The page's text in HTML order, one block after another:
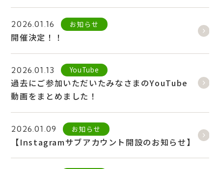
2026.01.16 お知らせ
開催決定！！
2026.01.13 YouTube
過去にご参加いただいたみなさまのYouTube
動画をまとめました！
2026.01.09 お知らせ
【Instagramサブアカウント開設のお知らせ】